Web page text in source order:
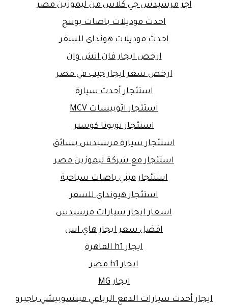
اجر مرسيدس جي كلاس من ليموزين مصر
احدث موديلات باصات يوتنج
احدث موديلات هونداي للسفر
ارخص ايجار فان اتش وان
ارخص سعر ايجار جيب في مصر
استئجار أحدث سيارة
استئجار اتوبيسات MCV
استئجار تويوتا كوستر
استئجار سيارة مرسيدس بسائق
استئجار مع شركة ليموزين مصر
استئجار ميني باصات سياحية
استئجار هيونداي للسفر
اسعار ايجار سيارات مرسيدس
افضل سعر ايجار هاي اس
ايجار h1 القاهرة
ايجار h1 مصر
ايجار MG
ايجار أحدث سيارات الدفع الرباعي ميتسوبيشي باجيرو